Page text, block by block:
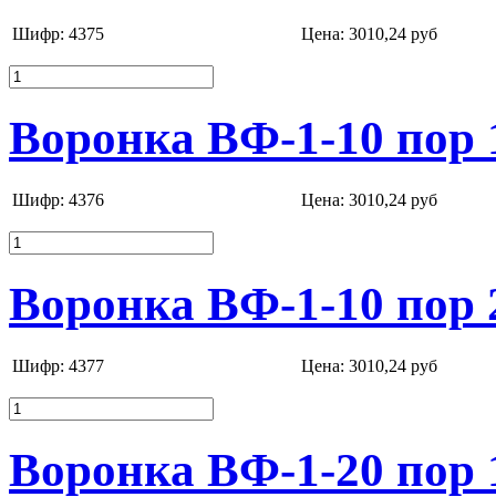
Шифр: 4375 Цена: 3010,24 руб
Воронка ВФ-1-10 пор
Шифр: 4376 Цена: 3010,24 руб
Воронка ВФ-1-10 пор
Шифр: 4377 Цена: 3010,24 руб
Воронка ВФ-1-20 пор